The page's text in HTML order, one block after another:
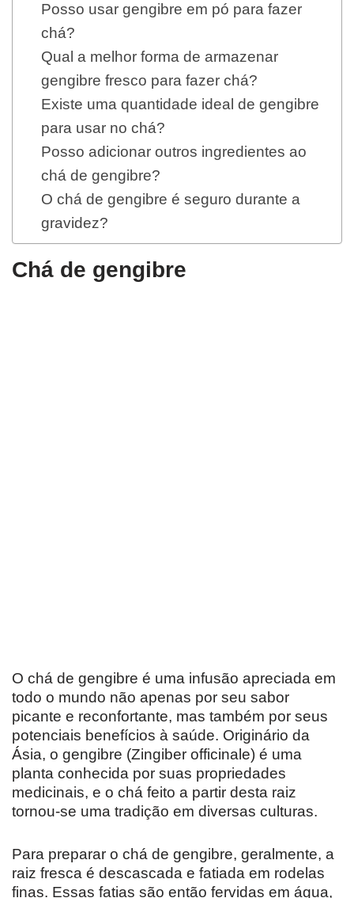
Posso usar gengibre em pó para fazer
chá?
Qual a melhor forma de armazenar
gengibre fresco para fazer chá?
Existe uma quantidade ideal de gengibre
para usar no chá?
Posso adicionar outros ingredientes ao
chá de gengibre?
O chá de gengibre é seguro durante a
gravidez?
Chá de gengibre
O chá de gengibre é uma infusão apreciada em
todo o mundo não apenas por seu sabor
picante e reconfortante, mas também por seus
potenciais benefícios à saúde. Originário da
Ásia, o gengibre (Zingiber officinale) é uma
planta conhecida por suas propriedades
medicinais, e o chá feito a partir desta raiz
tornou-se uma tradição em diversas culturas.
Para preparar o chá de gengibre, geralmente, a
raiz fresca é descascada e fatiada em rodelas
finas. Essas fatias são então fervidas em água,